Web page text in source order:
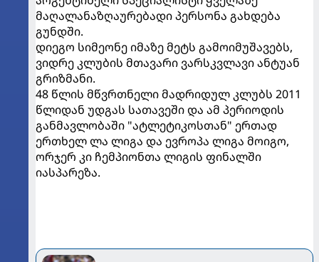
მაღალანაზღაურებადი პერსონა გახდება
გუნდში.
დიეგო სიმეონე იმაზე მეტს გამოიმუშავებს,
ვიდრე კლუბის მთავარი ვარსკვლავი ანტუან
გრიზმანი.
48 წლის მწვრთნელი მადრიდულ კლუბს 2011
წლიდან უდგას სათავეში და ამ პერიოდის
განმავლობაში "ატლეტიკოსთან" ერთად
ერთხელ ლა ლიგა და ევროპა ლიგა მოიგო,
ორჯერ კი ჩემპიონთა ლიგის ფინალში
იასპარეზა.